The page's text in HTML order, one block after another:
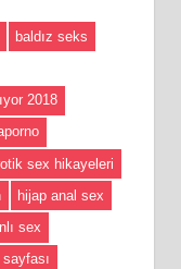
baldız seks
2018
sex hikayeleri
hijap anal sex
sex